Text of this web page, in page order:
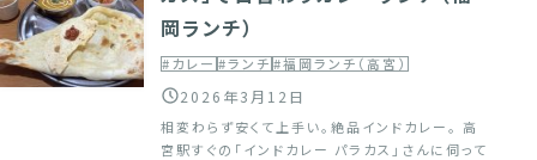
岡ランチ）
#カレー#ランチ#福岡ランチ（高宮）
2026年3月12日
相変わらず安くて上手い。絶品インドカレー。 高
宮駅すぐの「インドカレー パラカス」さんに伺って